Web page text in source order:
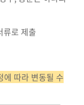
로 제출
따라 변동될 수